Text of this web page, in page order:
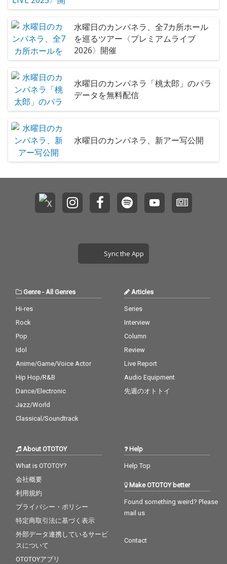
水曜日のカンパネラ、全7カ所ホール
を巡るツアー〈プレミアムライブ
2026〉開催
水曜日のカンパネラ「桃太郎」のパラ
データを無料配信
水曜日のカンパネラ、新アー写公開
Sync the App
Genre-All Genres
Hi-res
Rock
Pop
Idol
Anime/Game/Voice Actor
Hip Hop/R&B
Dance/Electronic
Jazz/World
Classical/Soundtrack
Articles
Series
Interview
Column
Review
Live Report
Audio Equipment
先週のオトトイ
About OTOTOY
What is OTOTOY?
会社概要
利用規約
プライバシー・ポリシー
特定商取引法に基づく表示
外部データ連携しているサービ
スについて
OTOTOYアプリ
Help
Help Top
Make OTOTOY better
Found something weird? Please
mail us
Contact